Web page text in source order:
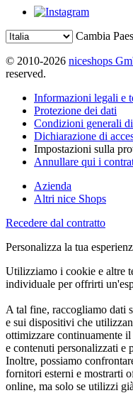
Cambia
© 2010-2026 niceshops
reserved.
Informazioni legali e
Protezione dei dati
Condizioni generali
Dichiarazione di
Impostazioni sulla
Annullare qui i
Azienda
Altri nice Shops
Recedere dal contratto
Personalizza la tua
Utilizziamo i cookie e altre
individuale per offrirti
A tal fine, raccogliamo dati
e sui dispositivi che
ottimizzare continuamente
e contenuti personalizzati e
Inoltre, possiamo
fornitori esterni e mostrarti
online, ma solo se utilizzi